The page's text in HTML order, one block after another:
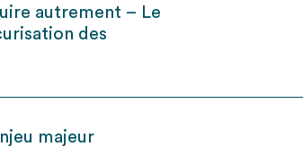
autrement – Le
des
majeur